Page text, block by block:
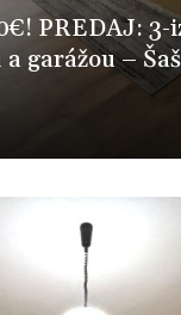
PREDAJ: 3-
a garážou –